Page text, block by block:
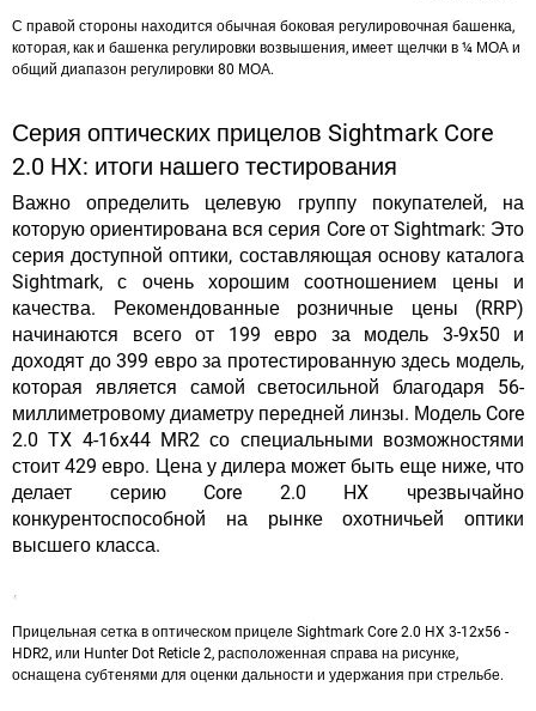
С правой стороны находится обычная боковая регулировочная башенка,
которая, как и башенка регулировки возвышения, имеет щелчки в ¼ МОА и
общий диапазон регулировки 80 МОА.
Серия оптических прицелов Sightmark Core
2.0 HX: итоги нашего тестирования
Важно определить целевую группу покупателей, на
которую ориентирована вся серия Core от Sightmark: Это
серия доступной оптики, составляющая основу каталога
Sightmark, с очень хорошим соотношением цены и
качества. Рекомендованные розничные цены (RRP)
начинаются всего от 199 евро за модель 3-9x50 и
доходят до 399 евро за протестированную здесь модель,
которая является самой светосильной благодаря 56-
миллиметровому диаметру передней линзы. Модель Core
2.0 TX 4-16x44 MR2 со специальными возможностями
стоит 429 евро. Цена у дилера может быть еще ниже, что
делает серию Core 2.0 HX чрезвычайно
конкурентоспособной на рынке охотничьей оптики
высшего класса.
Прицельная сетка в оптическом прицеле Sightmark Core 2.0 HX 3-12x56 -
HDR2, или Hunter Dot Reticle 2, расположенная справа на рисунке,
оснащена субтенями для оценки дальности и удержания при стрельбе.